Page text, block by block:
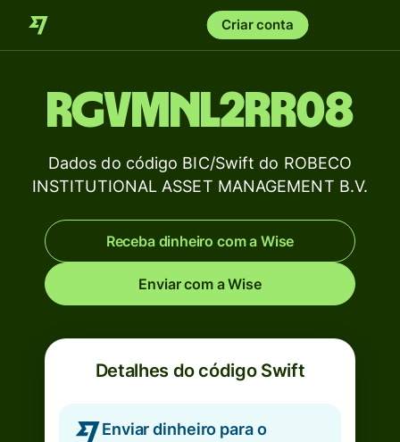
Criar conta
RGVMNL2RR08
Dados do código BIC/Swift do ROBECO
INSTITUTIONAL ASSET MANAGEMENT B.V.
Receba dinheiro com a Wise
Enviar com a Wise
Detalhes do código Swift
Enviar dinheiro para o